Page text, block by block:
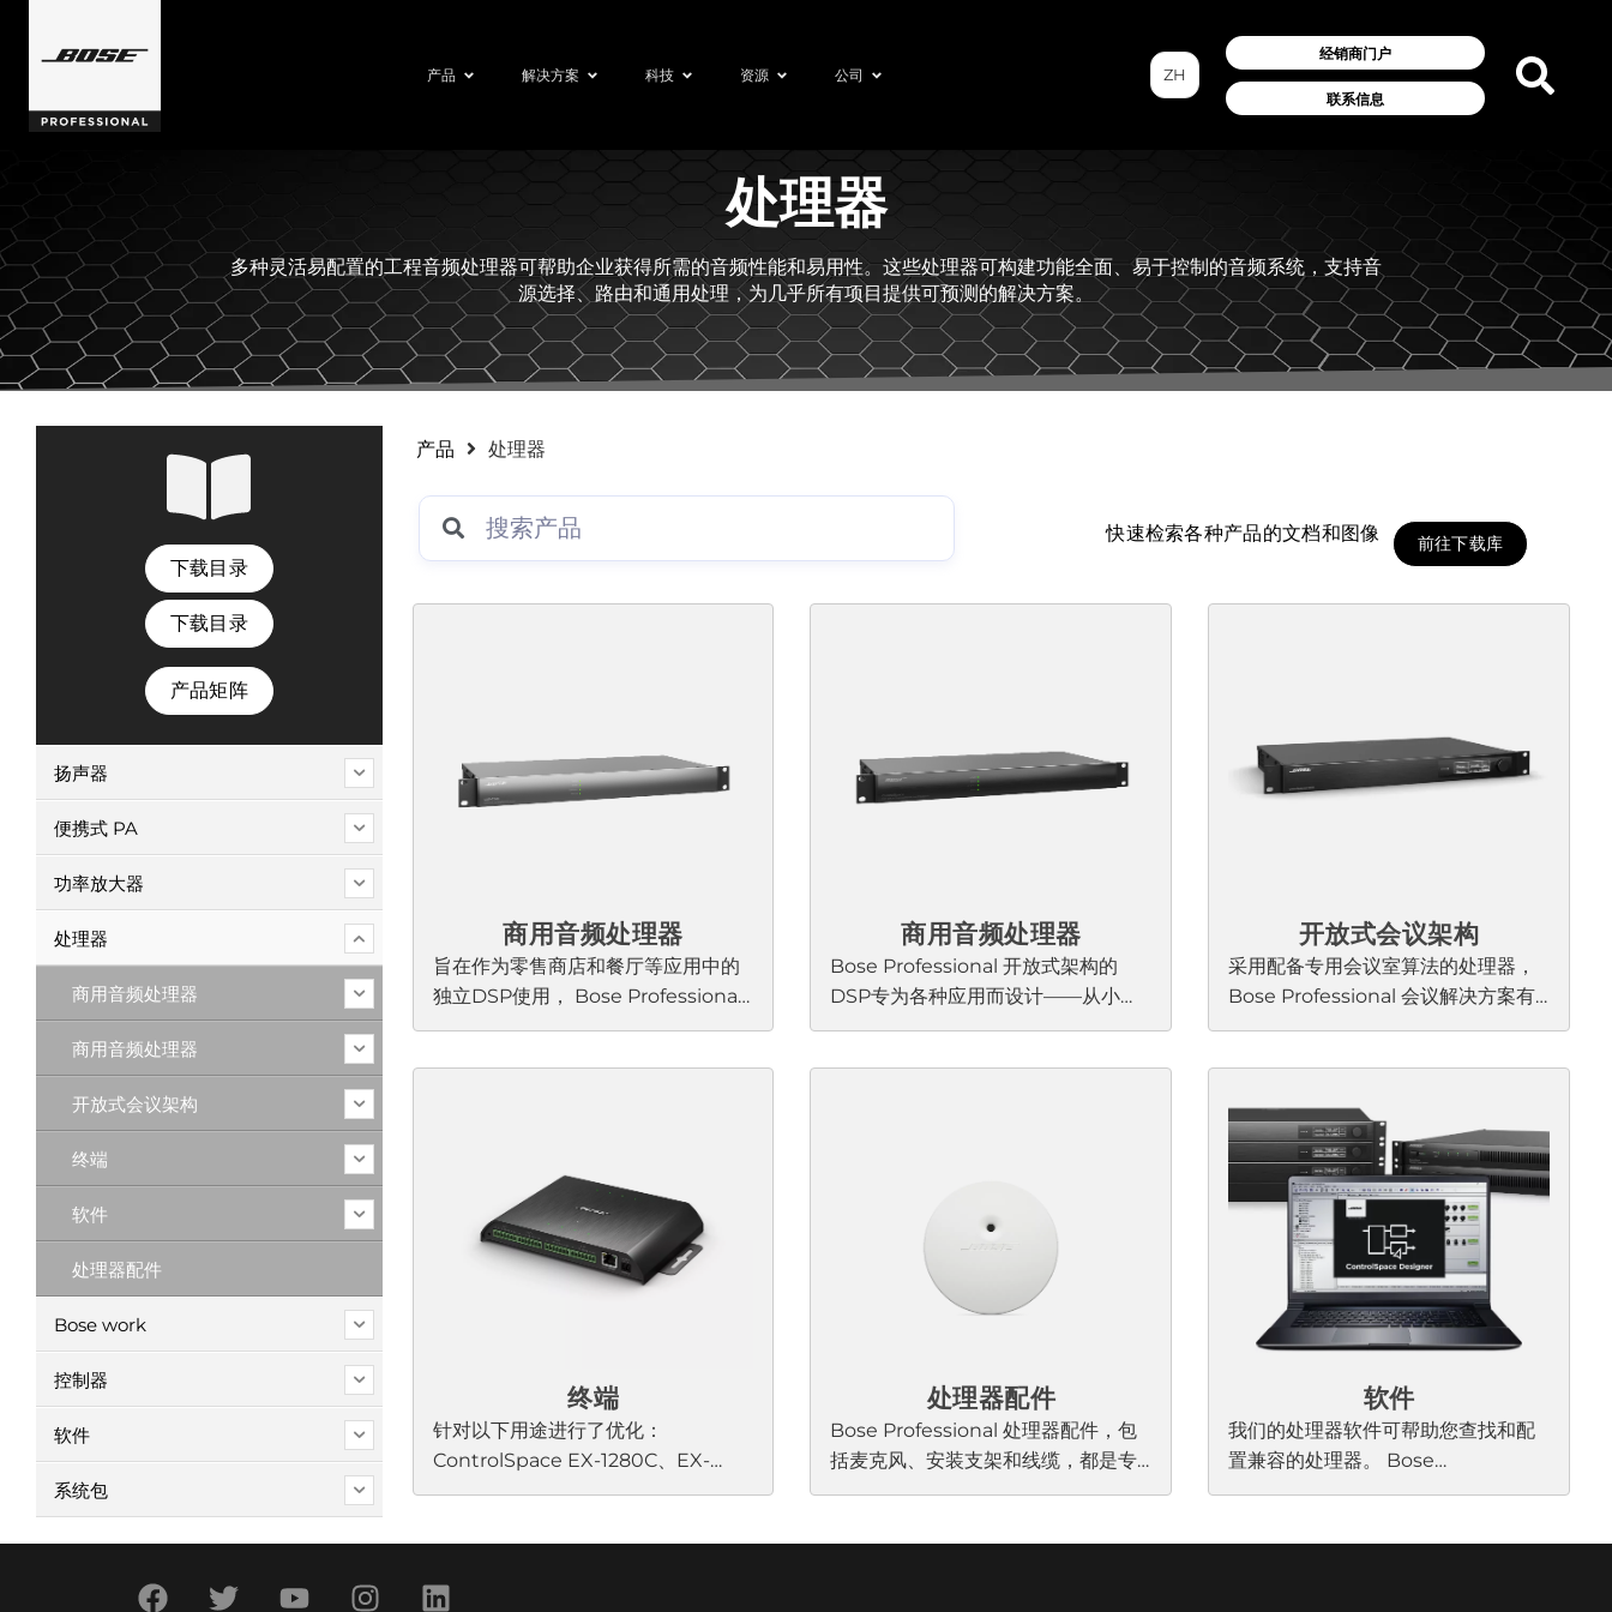
产品 解决方案 科技 资源 公司
经销商门户
联系信息
ZH
处理器
多种灵活易配置的工程音频处理器可帮助企业获得所需的音频性能和易用性。这些处理器可构建功能全面、易于控制的音频系统，支持音
源选择、路由和通用处理，为几乎所有项目提供可预测的解决方案。
下载目录
下载目录
产品矩阵
扬声器
便携式 PA
功率放大器
处理器
商用音频处理器
商用音频处理器
开放式会议架构
终端
软件
处理器配件
Bose work
控制器
软件
系统包
产品 处理器
快速检索各种产品的文档和图像 前往下载库
商用音频处理器
旨在作为零售商店和餐厅等应用中的
独立DSP使用， Bose Professional
商用音频处理器非常适合那些需要适
商用音频处理器
Bose Professional 开放式架构的
DSP专为各种应用而设计——从小型
独立项目到大型网络系统。它们具有
开放式会议架构
采用配备专用会议室算法的处理器，
Bose Professional 会议解决方案有
助于确保整个团队步调一致。我们的
多房间布局或可组合分隔的会议室。
终端
针对以下用途进行了优化：
ControlSpace EX-1280C、EX-
12AEC 和 EX-440C，我们的Dante
备 (BYOD) 或电话听筒等设备的便捷
且经济高效的解决方案，无需安装在
处理器配件
Bose Professional 处理器配件，包
括麦克风、安装支架和线缆，都是专
门设计用于与……配合使用Bose
挥最佳性能。
软件
我们的处理器软件可帮助您查找和配
置兼容的处理器。 Bose
Professional 信号处理器、功率放大
出、区域和路由进行编程。